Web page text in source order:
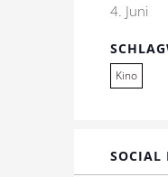
4. Juni
Kino
SOCIAL